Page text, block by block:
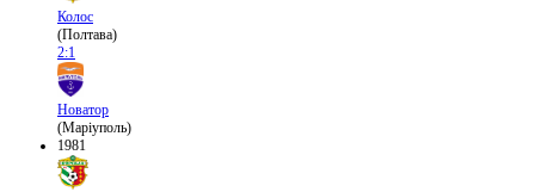
Колос
(Полтава)
2:1
Новатор
(Маріуполь)
1981